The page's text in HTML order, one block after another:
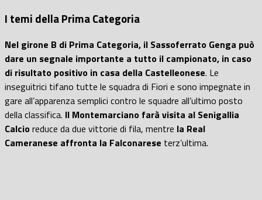
I temi della Prima Categoria
Nel girone B di Prima Categoria, il Sassoferrato Genga può
dare un segnale importante a tutto il campionato, in caso
di risultato positivo in casa della Castelleonese. Le
inseguitrici tifano tutte le squadra di Fiori e sono impegnate in
gare all’apparenza semplici contro le squadre all’ultimo posto
della classifica. Il Montemarciano farà visita al Senigallia
Calcioreduce da due vittorie di fila, mentre la Real
Cameranese affronta la Falconarese terz’ultima.